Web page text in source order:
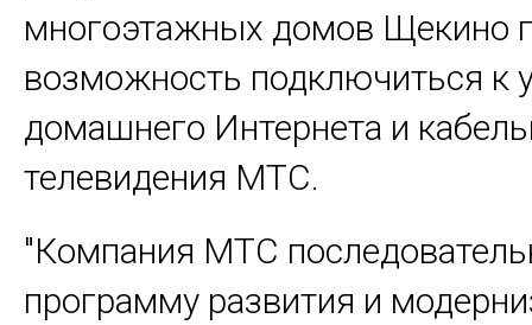
многоэтажных домов Щекино
возможность подключиться к
домашнего Интернета и
телевидения МТС.
"Компания МТС
программу развития и